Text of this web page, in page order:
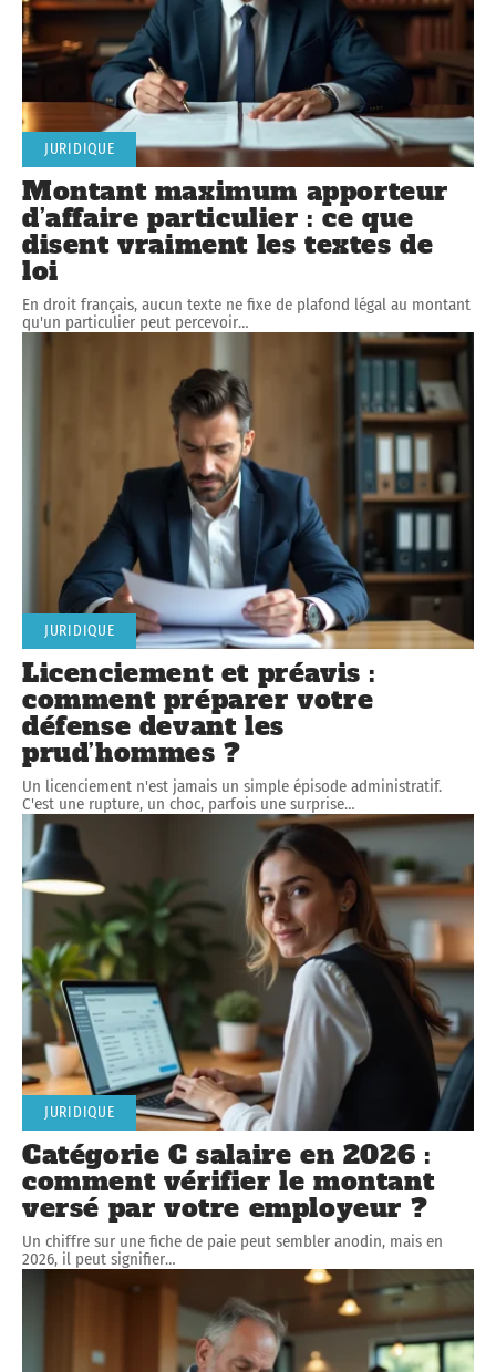
JURIDIQUE
Montant maximum apporteur
d’affaire particulier : ce que
disent vraiment les textes de
loi
En droit français, aucun texte ne fixe de plafond légal au montant
qu'un particulier peut percevoir…
JURIDIQUE
Licenciement et préavis :
comment préparer votre
défense devant les
prud’hommes ?
Un licenciement n'est jamais un simple épisode administratif.
C'est une rupture, un choc, parfois une surprise…
JURIDIQUE
Catégorie C salaire en 2026 :
comment vérifier le montant
versé par votre employeur ?
Un chiffre sur une fiche de paie peut sembler anodin, mais en
2026, il peut signifier…